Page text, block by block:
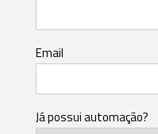
Email
Já possui automação?